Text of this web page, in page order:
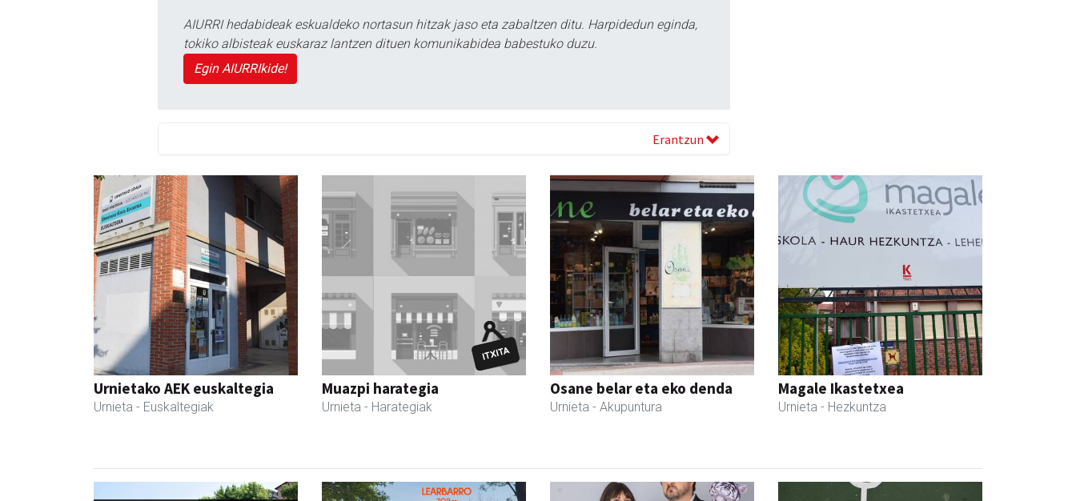
AIURRI hedabideak eskualdeko nortasun hitzak jaso eta zabaltzen ditu. Harpidedun eginda,
tokiko albisteak euskaraz lantzen dituen komunikabidea babestuko duzu.
Egin AIURRIkide!
Erantzun
Urnietako AEK euskaltegia
Urnieta - Euskaltegiak
Muazpi harategia
Urnieta - Harategiak
Osane belar eta eko denda
Urnieta - Akupuntura
Magale Ikastetxea
Urnieta - Hezkuntza